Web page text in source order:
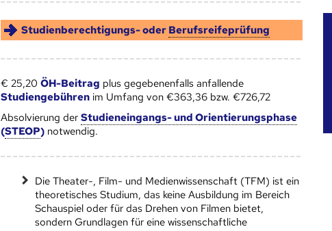
Studienberechtigungs- oder Berufsreifeprüfung
€ 25,20 ÖH-Beitrag plus gegebenenfalls anfallende
Studiengebührenim Umfang von €363,36 bzw. €726,72
Absolvierung der Studieneingangs- und Orientierungsphase
(STEOP)notwendig.
Die Theater-, Film- und Medienwissenschaft (TFM) ist ein
theoretisches Studium, das keine Ausbildung im Bereich
Schauspiel oder für das Drehen von Filmen bietet,
sondern Grundlagen für eine wissenschaftliche